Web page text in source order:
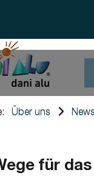
Über uns
für das